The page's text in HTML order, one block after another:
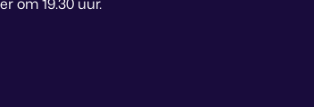
om 19.30 uur.